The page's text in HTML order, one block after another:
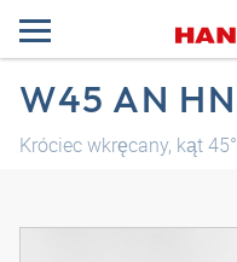
W45 AN HN
Króciec wkręcany, kąt 45°